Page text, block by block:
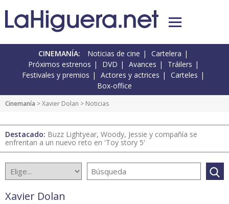
CINEMANÍA: Noticias de cine
Cartelera
Próximos estrenos
DVD Avances
Tráilers
Festivales y premios
Actores y actrices
Carteles
Box-office
Cinemanía >Xavier Dolan > Noticias
Destacado: Buzz Lightyear, Woody, Jessie y compañía se
enfrentan a un nuevo reto en 'Toy story 5'
Xavier Dolan